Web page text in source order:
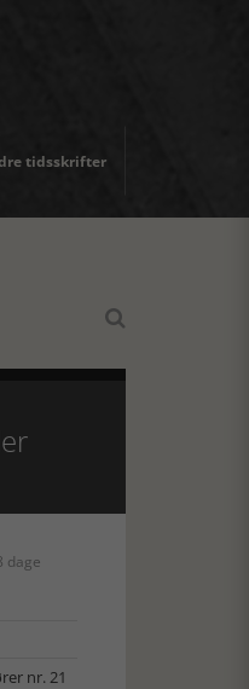
tidsskrifter

dage
nr. 21